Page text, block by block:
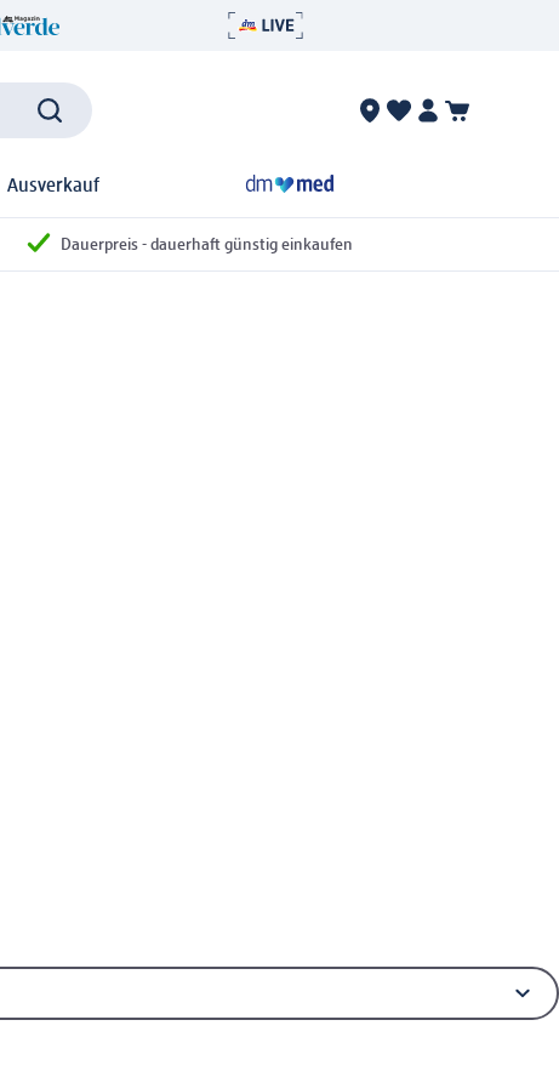
Ausverkauf
Dauerpreis - dauerhaft günstig einkaufen